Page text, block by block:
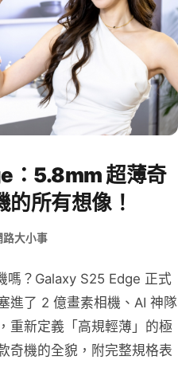
：5.8mm 超薄奇
所有想像！
路大小事
嗎？Galaxy S25 Edge 正式
進了 2 億畫素相機、AI 神隊
重新定義「高規輕薄」的極
奇機的全貌，附完整規格表